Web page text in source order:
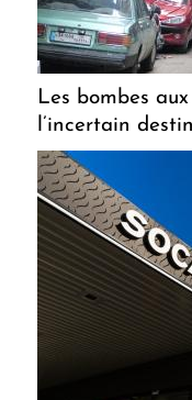
Les bombes
l’incertain